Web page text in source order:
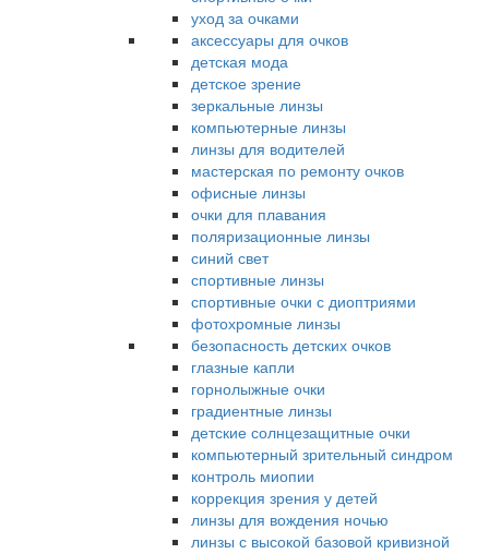
уход за очками
аксессуары для очков
детская мода
детское зрение
зеркальные линзы
компьютерные линзы
линзы для водителей
мастерская по ремонту очков
офисные линзы
очки для плавания
поляризационные линзы
синий свет
спортивные линзы
спортивные очки с диоптриями
фотохромные линзы
безопасность детских очков
глазные капли
горнолыжные очки
градиентные линзы
детские солнцезащитные очки
компьютерный зрительный синдром
контроль миопии
коррекция зрения у детей
линзы для вождения ночью
линзы с высокой базовой кривизной